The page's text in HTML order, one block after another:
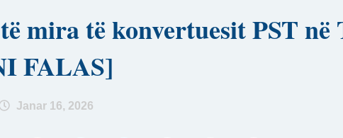
mira të konvertuesit PST
FALAS]
Janar 16, 2026